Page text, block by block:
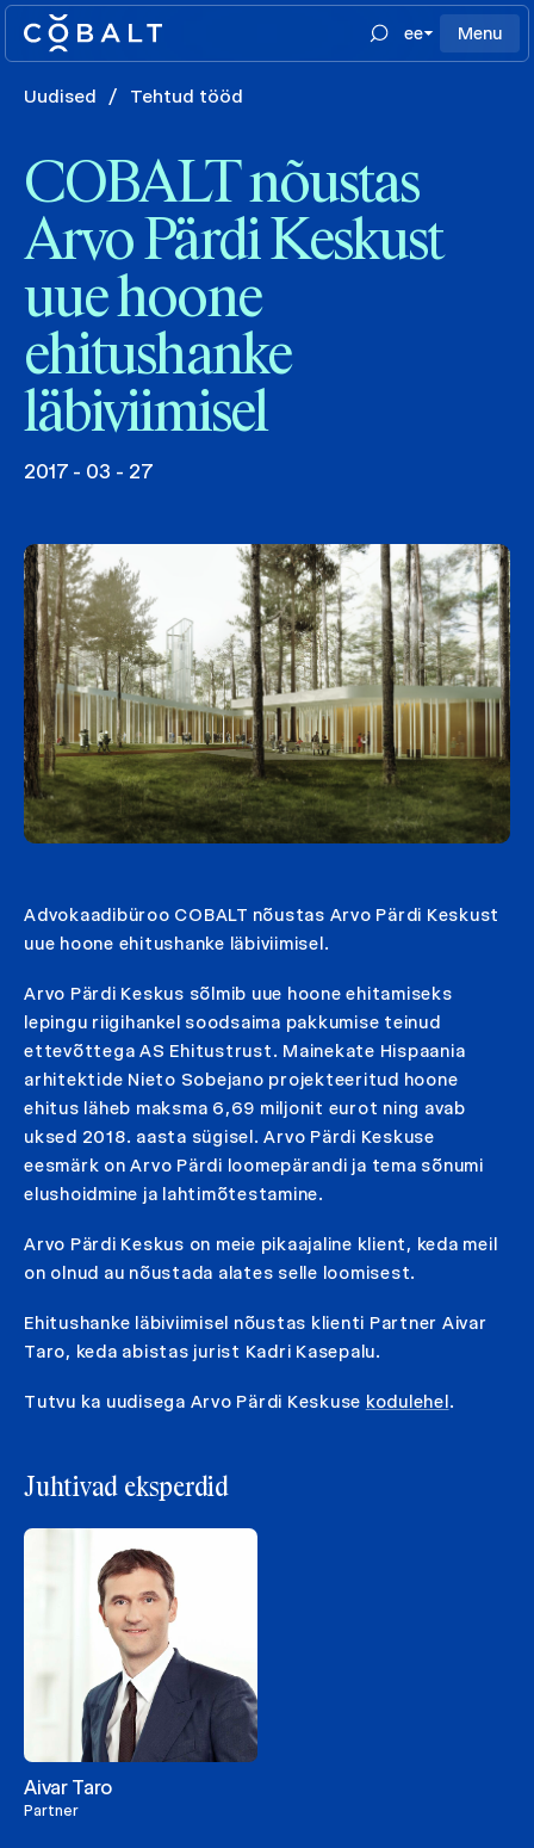
ee Menu
Uudised / Tehtud tööd
COBALT nõustas
Arvo Pärdi Keskust
uue hoone
ehitushanke
läbiviimisel
2017 - 03 - 27
Advokaadibüroo COBALT nõustas Arvo Pärdi Keskust
uue hoone ehitushanke läbiviimisel.
Arvo Pärdi Keskus sõlmib uue hoone ehitamiseks
lepingu riigihankel soodsaima pakkumise teinud
ettevõttega AS Ehitustrust. Mainekate Hispaania
arhitektide Nieto Sobejano projekteeritud hoone
ehitus läheb maksma 6,69 miljonit eurot ning avab
uksed 2018. aasta sügisel. Arvo Pärdi Keskuse
eesmärk on Arvo Pärdi loomepärandi ja tema sõnumi
elushoidmine ja lahtimõtestamine.
Arvo Pärdi Keskus on meie pikaajaline klient, keda meil
on olnud au nõustada alates selle loomisest.
Ehitushanke läbiviimisel nõustas klienti Partner Aivar
Taro, keda abistas jurist Kadri Kasepalu.
Tutvu ka uudisega Arvo Pärdi Keskuse kodulehel.
Juhtivad eksperdid
Aivar Taro
Partner